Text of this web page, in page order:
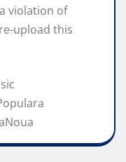
violation of
upload this